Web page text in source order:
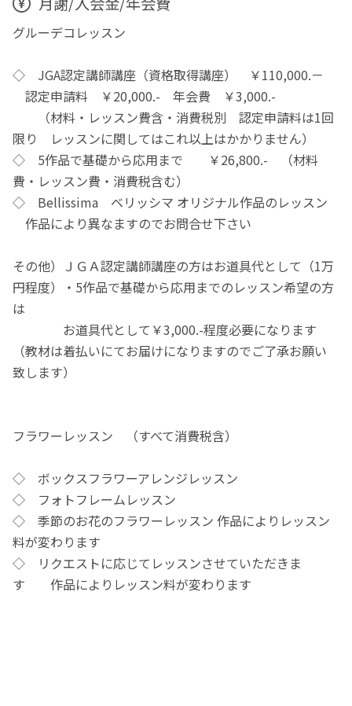
グルーデコレッスン
◇ JGA認定講師講座（資格取得講座） ￥110,000.－
認定申請料 ￥20,000.- 年会費 ￥3,000.-
（材料・レッスン費含・消費税別 認定申請料は1回
限り レッスンに関してはこれ以上はかかりません）
◇ 5作品で基礎から応用まで ￥26,800.- （材料
費・レッスン費・消費税含む）
◇ Bellissima ベリッシマ オリジナル作品のレッスン
作品により異なますのでお問合せ下さい
その他）ＪＧＡ認定講師講座の方はお道具代として（1万
円程度）・5作品で基礎から応用までのレッスン希望の方
は
お道具代として￥3,000.-程度必要になります
（教材は着払いにてお届けになりますのでご了承お願い
致します）
フラワーレッスン （すべて消費税含）
◇ ボックスフラワーアレンジレッスン
◇ フォトフレームレッスン
◇ 季節のお花のフラワーレッスン 作品によりレッスン
料が変わります
◇ リクエストに応じてレッスンさせていただきま
す 作品によりレッスン料が変わります